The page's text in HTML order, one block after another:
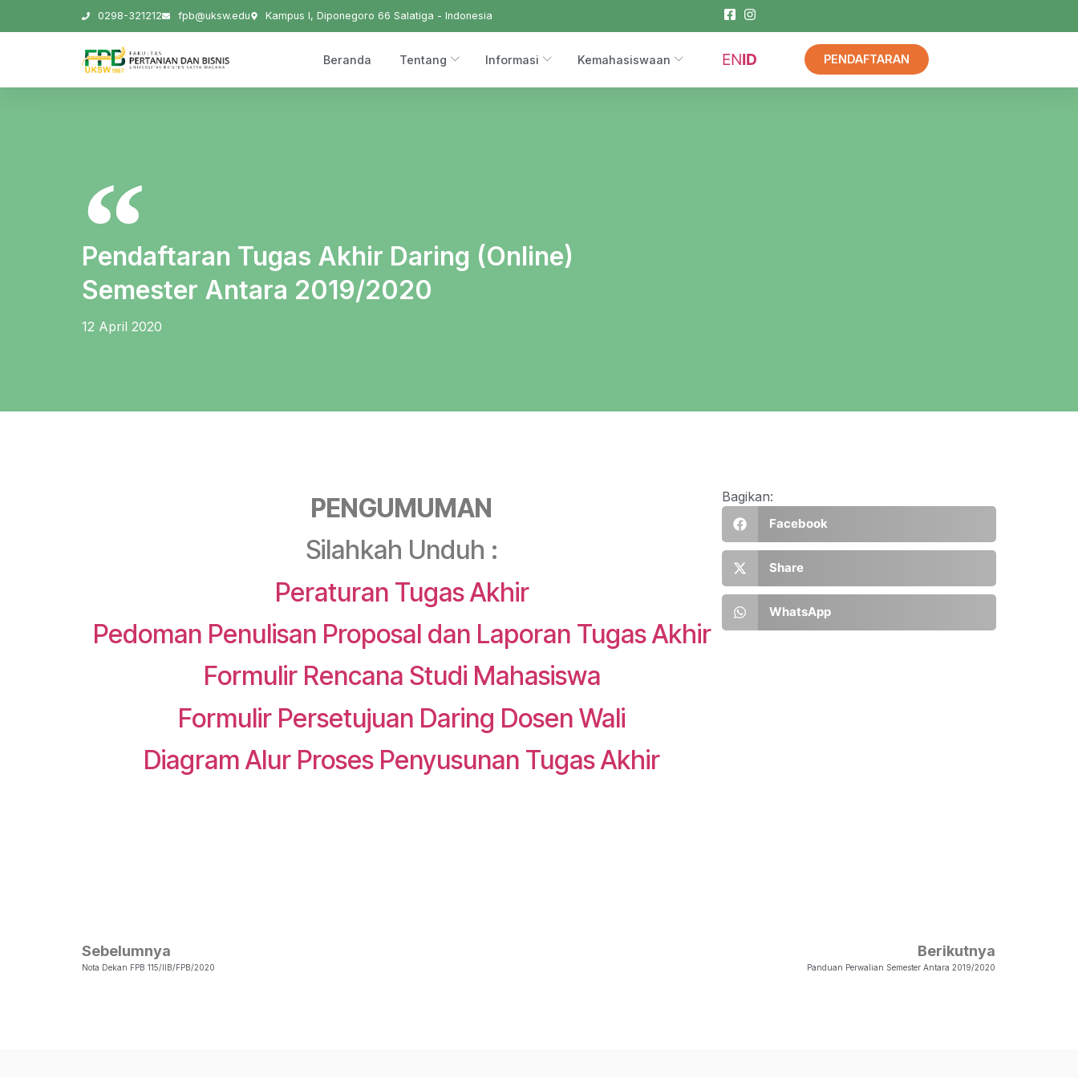
0298-321212 fpb@uksw.edu Kampus I, Diponegoro 66 Salatiga - Indonesia
Beranda Tentang Informasi Kemahasiswaan ENID PENDAFTARAN
Pendaftaran Tugas Akhir Daring (Online)
Semester Antara 2019/2020
12 April 2020
PENGUMUMAN
Silahkah Unduh :
Peraturan Tugas Akhir
Pedoman Penulisan Proposal dan Laporan Tugas Akhir
Formulir Rencana Studi Mahasiswa
Formulir Persetujuan Daring Dosen Wali
Diagram Alur Proses Penyusunan Tugas Akhir
Bagikan:
Facebook
Share
WhatsApp
Sebelumnya
Nota Dekan FPB 115/IIB/FPB/2020
Berikutnya
Panduan Perwalian Semester Antara 2019/2020